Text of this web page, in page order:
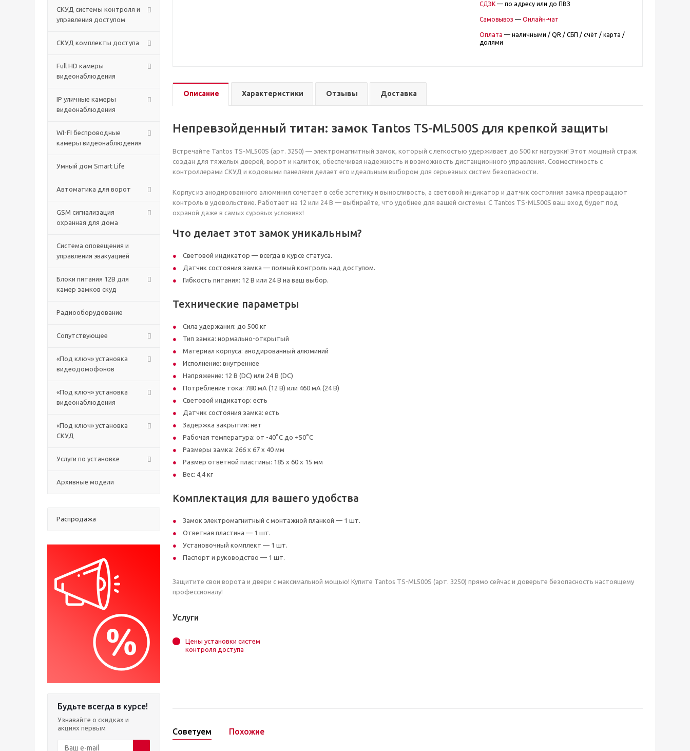
СКУД системы контроля и
управления доступом
СКУД комплекты доступа
Full HD камеры
видеонаблюдения
IP уличные камеры
видеонаблюдения
WI-FI беспроводные
камеры видеонаблюдения
Умный дом Smart Life
Автоматика для ворот
GSM сигнализация
охранная для дома
Cистема оповещения и
управления эвакуацией
Блоки питания 12В для
камер замков скуд
Радиооборудование
Сопутствующее
«Под ключ» установка
видеодомофонов
«Под ключ» установка
видеонаблюдения
«Под ключ» установка
СКУД
Услуги по установке
Архивные модели
Распродажа
Будьте всегда в курсе!
Узнавайте о скидках и
акциях первым
СДЭК — по адресу или до ПВЗ
Самовывоз — Онлайн-чат
Оплата — наличными / QR / СБП / счёт / карта /
долями
Описание Характеристики Отзывы Доставка
Непревзойденный титан: замок Tantos TS-ML500S для крепкой защиты
Встречайте Tantos TS-ML500S (арт. 3250) — электромагнитный замок, который с легкостью удерживает до 500 кг нагрузки! Этот мощный страж
создан для тяжелых дверей, ворот и калиток, обеспечивая надежность и возможность дистанционного управления. Совместимость с
контроллерами СКУД и кодовыми панелями делает его идеальным выбором для серьезных систем безопасности.
Корпус из анодированного алюминия сочетает в себе эстетику и выносливость, а световой индикатор и датчик состояния замка превращают
контроль в удовольствие. Работает на 12 или 24 В — выбирайте, что удобнее для вашей системы. С Tantos TS-ML500S ваш вход будет под
охраной даже в самых суровых условиях!
Что делает этот замок уникальным?
Световой индикатор — всегда в курсе статуса.
Датчик состояния замка — полный контроль над доступом.
Гибкость питания: 12 В или 24 В на ваш выбор.
Технические параметры
Сила удержания: до 500 кг
Тип замка: нормально-открытый
Материал корпуса: анодированный алюминий
Исполнение: внутреннее
Напряжение: 12 В (DC) или 24 В (DC)
Потребление тока: 780 мА (12 В) или 460 мА (24 В)
Световой индикатор: есть
Датчик состояния замка: есть
Задержка закрытия: нет
Рабочая температура: от -40°C до +50°C
Размеры замка: 266 х 67 х 40 мм
Размер ответной пластины: 185 х 60 х 15 мм
Вес: 4,4 кг
Комплектация для вашего удобства
Замок электромагнитный с монтажной планкой — 1 шт.
Ответная пластина — 1 шт.
Установочный комплект — 1 шт.
Паспорт и руководство — 1 шт.
Защитите свои ворота и двери с максимальной мощью! Купите Tantos TS-ML500S (арт. 3250) прямо сейчас и доверьте безопасность настоящему
профессионалу!
Услуги
Цены установки систем
контроля доступа
Советуем Похожие